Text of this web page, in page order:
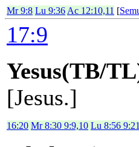
Mr 9:8 Lu 9:36 Ac 12:10,11 [
17:9
Yesus(TB/
[Jesus.]
16:20 Mr 8:30 9:9,10 Lu 8:56